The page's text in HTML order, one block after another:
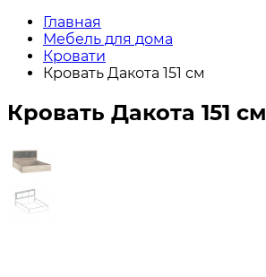
Главная
Мебель для дома
Кровати
Кровать Дакота 151 см
Кровать Дакота 151 см